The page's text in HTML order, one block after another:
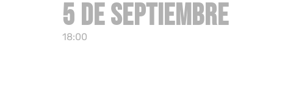
5 DE SEPTIEMBRE
18:00